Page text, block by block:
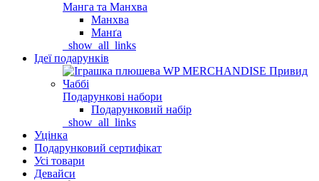
Манга та Манхва
Манхва
Манґа
_show_all_links
Ідеї подарунків
Подарункові набори
Подарунковий набір
_show_all_links
Уцінка
Подарунковий сертифікат
Усі товари
Девайси